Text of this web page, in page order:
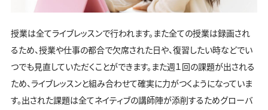
授業は全てライブレッスンで行われます。また全ての授業は録画され
るため、授業や仕事の都合で欠席された日や、復習したい時などでい
つでも見直していただくことができます。また週１回の課題が出される
ため、ライブレッスンと組み合わせて確実に力がつくようになっていま
す。出された課題は全てネイティブの講師陣が添削するためグローバ